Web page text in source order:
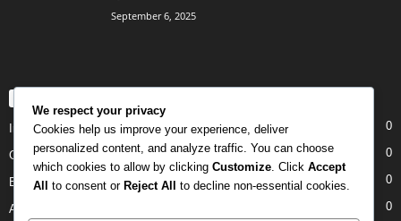
September 6, 2025
Internet 0
Gadgets 0
Entertainment 0
Apple 0
We respect your privacy
Cookies help us improve your experience, deliver
personalized content, and analyze traffic. You can choose
which cookies to allow by clicking Customize . Click Accept
All to consent or Reject All to decline non-essential cookies.